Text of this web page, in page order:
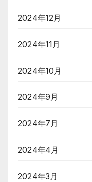
2024年12月
2024年11月
2024年10月
2024年9月
2024年7月
2024年4月
2024年3月